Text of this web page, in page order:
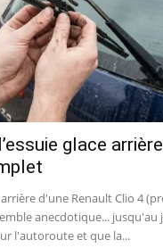
glace
arrière d'une Renault Clio 4
anecdotique... jusqu'au
l'autoroute et que la...